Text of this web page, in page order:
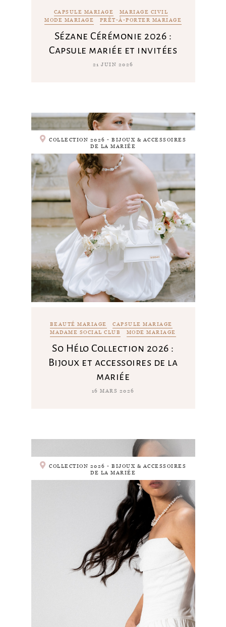
CAPSULE MARIAGE
MARIAGE CIVIL
MODE MARIAGE
PRÊT-À-PORTER MARIAGE
Sézane Cérémonie 2026 :
Capsule mariée et invitées
21 JUIN 2026
COLLECTION 2026 - BIJOUX & ACCESSOIRES
DE LA MARIÉE
BEAUTÉ MARIAGE
CAPSULE MARIAGE
MADAME SOCIAL CLUB
MODE MARIAGE
So Hélo Collection 2026 :
Bijoux et accessoires de la
mariée
16 MARS 2026
COLLECTION 2026 - BIJOUX & ACCESSOIRES
DE LA MARIÉE